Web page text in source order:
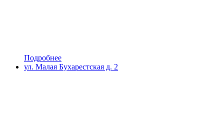
Подробнее
ул. Малая Бухарестская д. 2